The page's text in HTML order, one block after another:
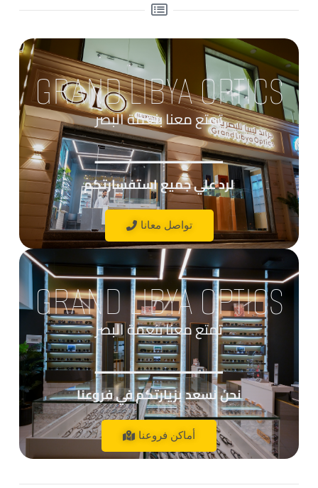
GRAND LIBYA OPTICS
تمتع معنا بنعمة البصر
____________
نحن نسعد بزيارتكم في فروعنا
أماكن فروعنا
GRAND LIBYA OPTICS
تمتع معنا بنعمة البصر
____________
لرد علي جميع استفسارتكم
تواصل معانا